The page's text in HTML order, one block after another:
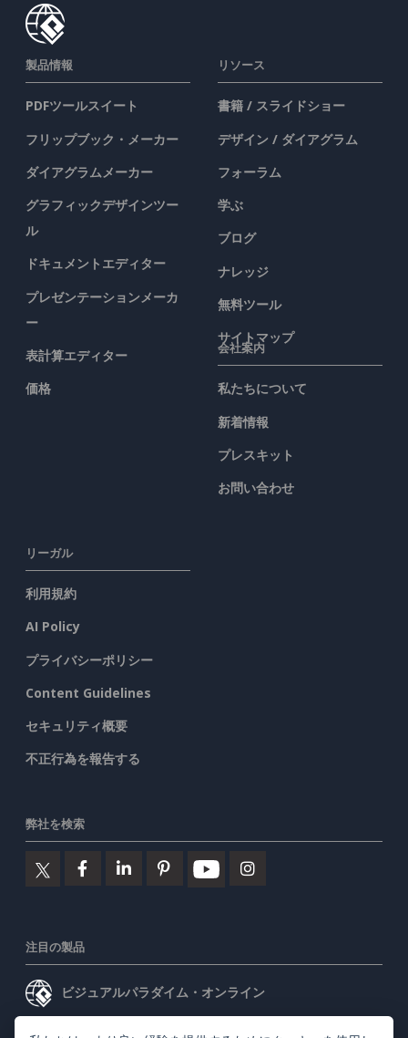
製品情報
PDFツールスイート
フリップブック・メーカー
ダイアグラムメーカー
グラフィックデザインツー
ル
ドキュメントエディター
プレゼンテーションメーカ
ー
表計算エディター
価格
リソース
書籍 / スライドショー
デザイン / ダイアグラム
フォーラム
学ぶ
ブログ
ナレッジ
無料ツール
サイトマップ
会社案内
私たちについて
新着情報
プレスキット
お問い合わせ
リーガル
利用規約
AI Policy
プライバシーポリシー
Content Guidelines
セキュリティ概要
不正行為を報告する
弊社を検索
注目の製品
ビジュアルパラダイム・オンライン